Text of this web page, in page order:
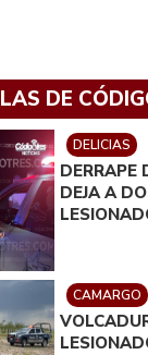
LAS DE
DELICIAS
DERRAPE
DEJA A
CAMARGO